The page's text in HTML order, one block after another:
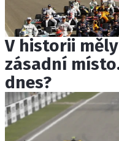
V historii
zásadní
dnes?